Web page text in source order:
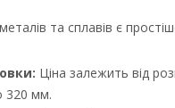
та сплавів є
Ціна залежить від
320 мм.